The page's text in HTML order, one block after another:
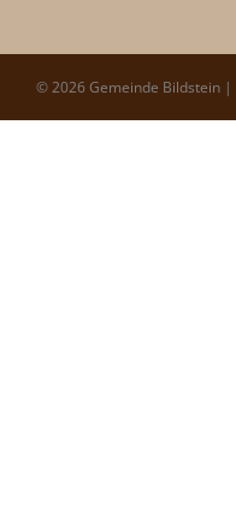
© 2026 Gemeinde Bildstein |